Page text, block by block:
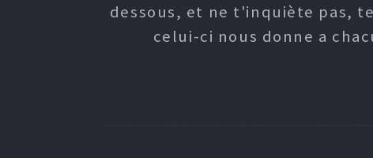
dessous, et ne t'inquiète pas,
celui-ci nous donne a